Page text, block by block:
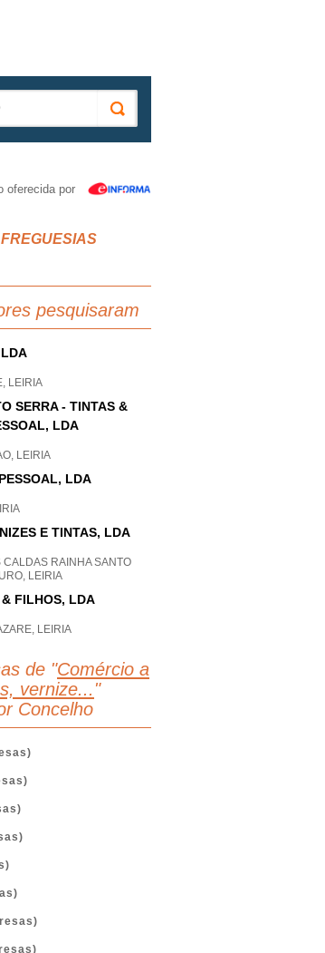
oferecida por
pesquisaram
LEIRIA
SERRA - TINTAS &
LDA
LEIRIA
LDA
E TINTAS, LDA
CALDAS RAINHA SANTO
LEIRIA
FILHOS, LDA
LEIRIA
de "Comércio a
vernize... "
Concelho